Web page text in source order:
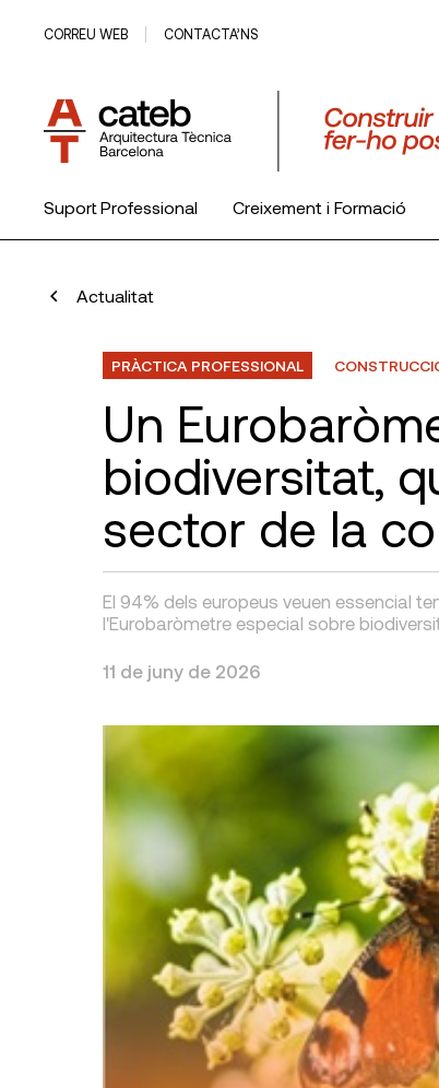
CORREU WEB CONTACTA’NS
Suport Professional Creixement i Formació
Actualitat
PRÀCTICA PROFESSIONAL
Un
biodiversitat,
sector de la
El 94% dels europeus veuen essencial
l'Eurobaròmetre especial sobre
11 de juny de 2026